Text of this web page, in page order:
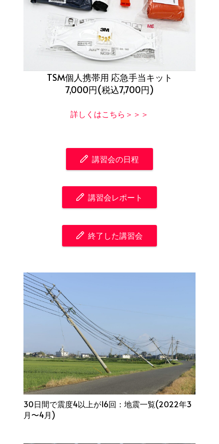
TSM個人携帯用 応急手当キット
7,000円(税込7,700円)
詳しくはこちら＞＞＞
講習会の日程
講習会レポート
終了した講習会
30日間で震度4以上が16回：地震一覧(2022年3
月〜4月)